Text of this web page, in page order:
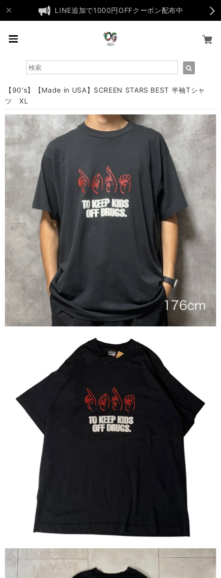
LINE追加で1000円OFFクーポン配布中
【90's】【Made in USA】SCREEN STARS BEST 半袖Tシャ
ツ XL